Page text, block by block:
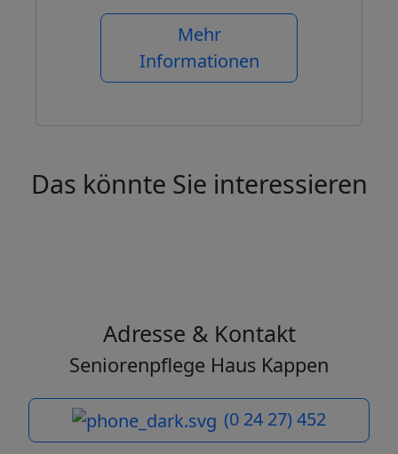
Mehr
Informationen
Das könnte Sie interessieren
Adresse & Kontakt
Seniorenpflege Haus Kappen
(0 24 27) 452